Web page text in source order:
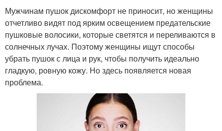
Мужчинам пушок дискомфорт не приносит, но женщины
отчетливо видят под ярким освещением предательские
пушковые волосики, которые светятся и переливаются в
солнечных лучах. Поэтому женщины ищут способы
убрать пушок с лица и рук, чтобы получить идеально
гладкую, ровную кожу. Но здесь появляется новая
проблема.